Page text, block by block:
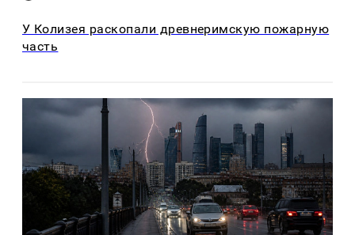
У Колизея раскопали древнеримскую пожарную
часть